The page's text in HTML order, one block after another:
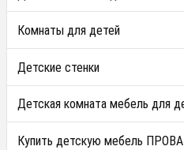
Комнаты для детей
Детские стенки
Детская комната мебель для
Купить детскую мебель